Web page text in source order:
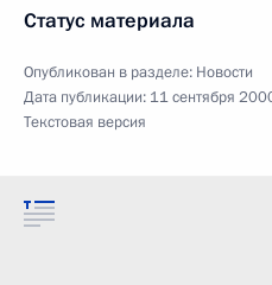
Статус материала
Опубликован в разделе: Новости
Дата публикации: 11 сентября
Текстовая версия